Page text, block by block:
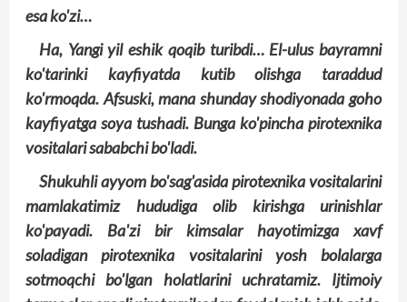
esa ko'zi…
Ha, Yangi yil eshik qoqib turibdi… El-ulus bayramni
ko'tarinki kayfiyatda kutib olishga taraddud
ko'rmoqda. Afsuski, mana shunday shodiyonada goho
kayfiyatga soya tushadi. Bunga ko'pincha pirotexnika
vositalari sababchi bo'ladi.
Shukuhli ayyom bo'sag'asida pirotexnika vositalarini
mamlakatimiz hududiga olib kirishga urinish­lar
ko'payadi. Ba'zi bir kimsalar hayotimizga xavf
soladigan pirotexnika vositalarini yosh bolalarga
sotmoqchi bo'lgan holatlarini uchratamiz. Ijtimoiy